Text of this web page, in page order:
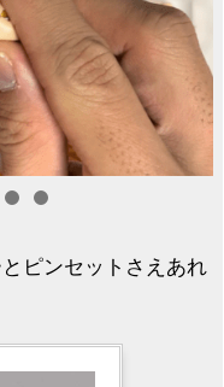
ピンセットさえあれ